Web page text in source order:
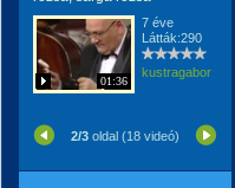
01:36
7 éve
Látták:290
kustragabor
2/3 oldal (18 videó)